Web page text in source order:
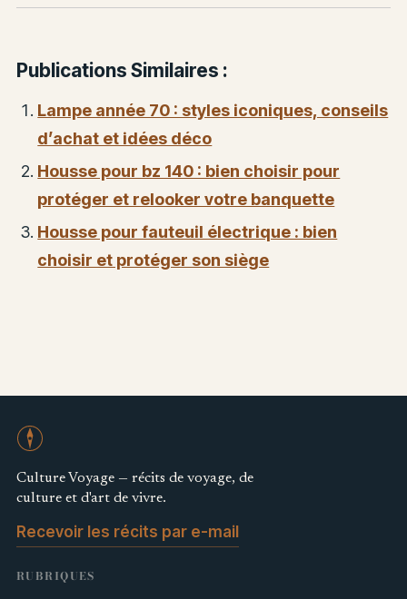
Publications Similaires :
Lampe année 70 : styles iconiques, conseils
d’achat et idées déco
Housse pour bz 140 : bien choisir pour
protéger et relooker votre banquette
Housse pour fauteuil électrique : bien
choisir et protéger son siège
Culture Voyage — récits de voyage, de
culture et d'art de vivre.
Recevoir les récits par e-mail
RUBRIQUES